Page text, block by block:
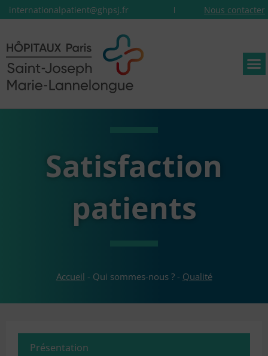
internationalpatient@ghpsj.fr Nous contacter
Satisfaction
patients
Accueil - Qui sommes-nous ?- Qualité
Présentation